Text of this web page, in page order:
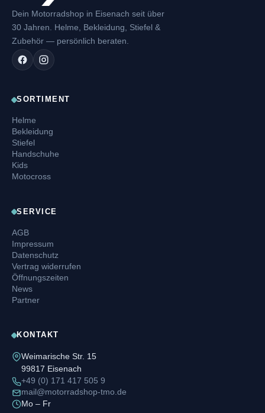
Dein Motorradshop in Eisenach seit über
30 Jahren. Helme, Bekleidung, Stiefel &
Zubehör — persönlich beraten.
SORTIMENT
Helme
Bekleidung
Stiefel
Handschuhe
Kids
Motocross
SERVICE
AGB
Impressum
Datenschutz
Vertrag widerrufen
Öffnungszeiten
News
Partner
KONTAKT
Weimarische Str. 15
99817 Eisenach
+49 (0) 171 417 505 9
mail@motorradshop-tmo.de
Mo – Fr